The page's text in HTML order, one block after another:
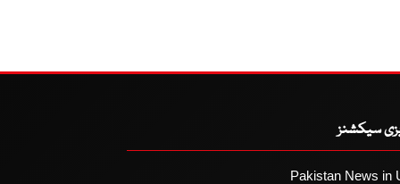
سیکشنز
Pakistan News in